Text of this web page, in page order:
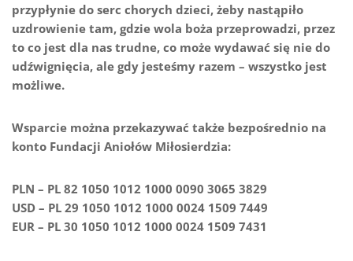
przypłynie do serc chorych dzieci, żeby nastąpiło
uzdrowienie tam, gdzie wola boża przeprowadzi, przez
to co jest dla nas trudne, co może wydawać się nie do
udźwignięcia, ale gdy jesteśmy razem – wszystko jest
możliwe.
Wsparcie można przekazywać także bezpośrednio na
konto Fundacji Aniołów Miłosierdzia:
PLN – PL 82 1050 1012 1000 0090 3065 3829
USD – PL 29 1050 1012 1000 0024 1509 7449
EUR – PL 30 1050 1012 1000 0024 1509 7431